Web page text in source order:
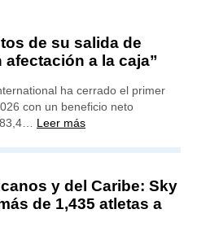
de su salida de
a la caja”
ha cerrado el primer
con un beneficio neto
Leer más
y del Caribe: Sky
de 1,435 atletas a